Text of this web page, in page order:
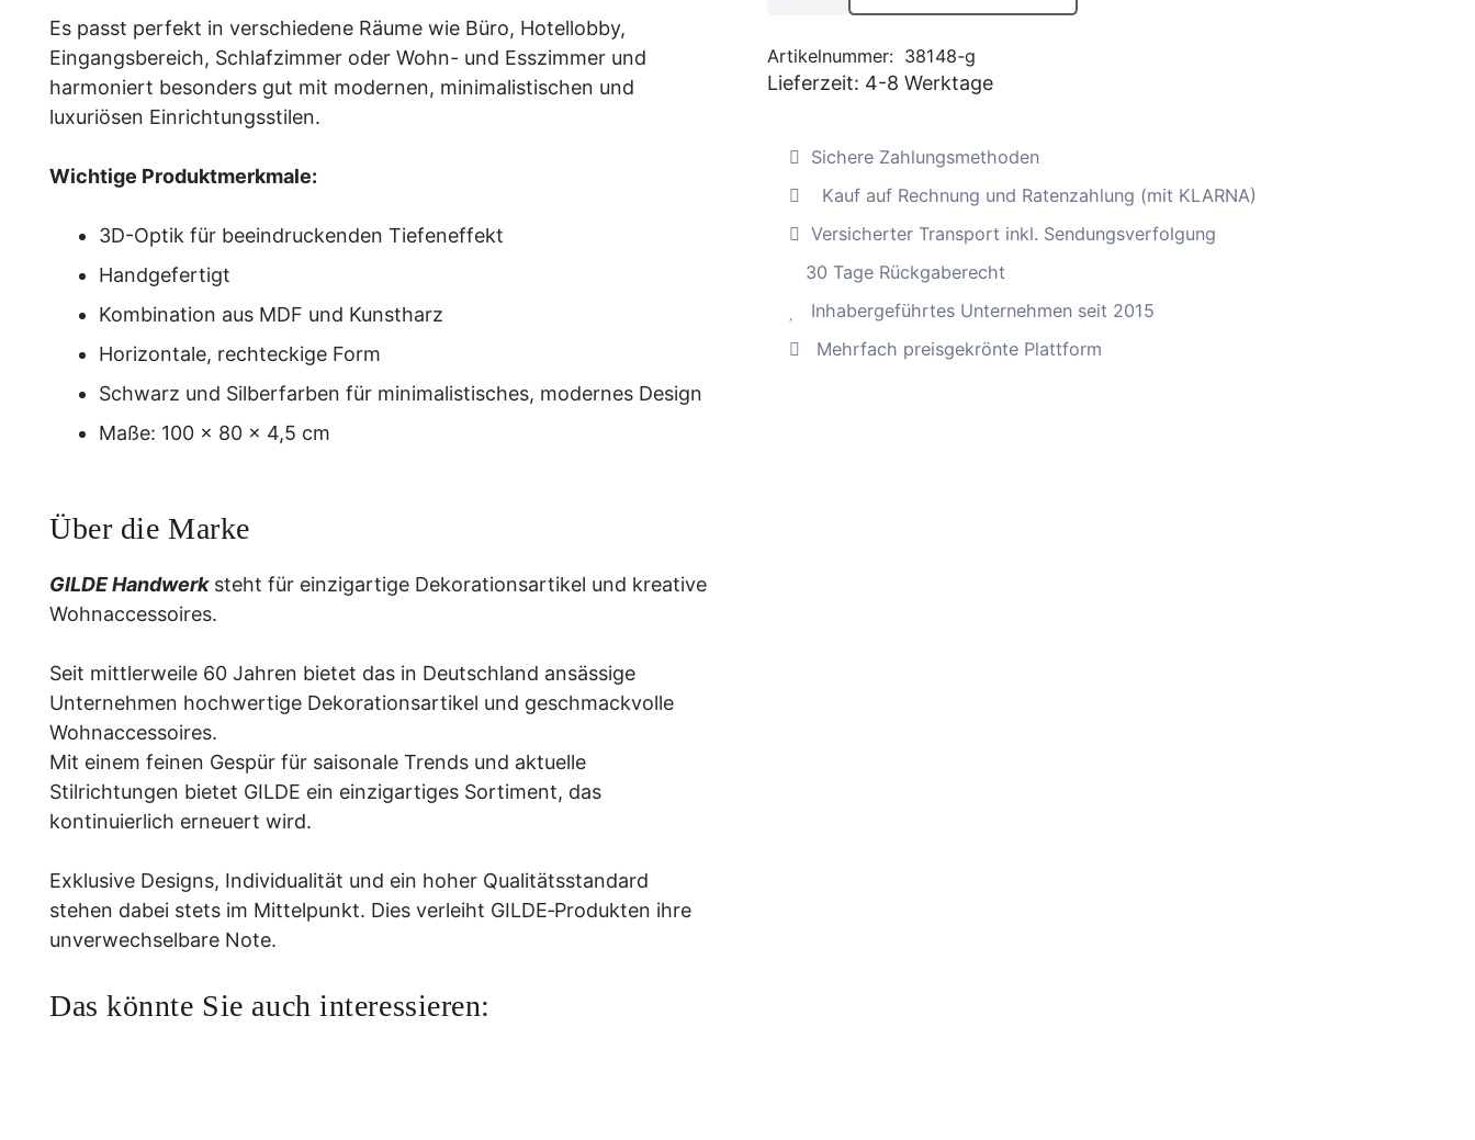
Es passt perfekt in verschiedene Räume wie Büro, Hotellobby,
Eingangsbereich, Schlafzimmer oder Wohn- und Esszimmer und
harmoniert besonders gut mit modernen, minimalistischen und
luxuriösen Einrichtungsstilen.
Wichtige Produktmerkmale:
3D-Optik für beeindruckenden Tiefeneffekt
Handgefertigt
Kombination aus MDF und Kunstharz
Horizontale, rechteckige Form
Schwarz und Silberfarben für minimalistisches, modernes Design
Maße: 100 × 80 × 4,5 cm
Über die Marke
GILDE Handwerk steht für einzigartige Dekorationsartikel und kreative
Wohnaccessoires.
Seit mittlerweile 60 Jahren bietet das in Deutschland ansässige
Unternehmen hochwertige Dekorationsartikel und geschmackvolle
Wohnaccessoires.
Mit einem feinen Gespür für saisonale Trends und aktuelle
Stilrichtungen bietet GILDE ein einzigartiges Sortiment, das
kontinuierlich erneuert wird.
Exklusive Designs, Individualität und ein hoher Qualitätsstandard
stehen dabei stets im Mittelpunkt. Dies verleiht GILDE‑Produkten ihre
unverwechselbare Note.
Das könnte Sie auch interessieren:
"World"
aus
Glas,
handgefertigt
Menge
Artikelnummer: 38148-g
Lieferzeit: 4-8 Werktage
Sichere Zahlungsmethoden
Kauf auf Rechnung und Ratenzahlung (mit KLARNA)
Versicherter Transport inkl. Sendungsverfolgung
30 Tage Rückgaberecht
Inhabergeführtes Unternehmen seit 2015
Mehrfach preisgekrönte Plattform